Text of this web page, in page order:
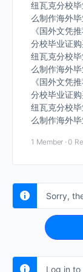
纽瓦克分校
么制作海外
《国外文凭
分校毕业证
纽瓦克分校
么制作海外
《国外文凭
分校毕业证
纽瓦克分校
么制作海外
1 Member · 0
Sorry,
Log in to